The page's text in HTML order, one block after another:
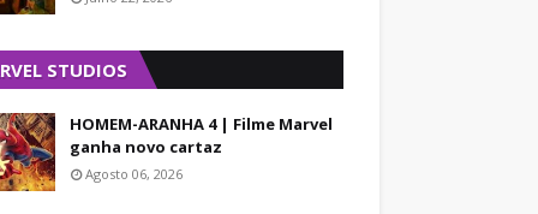
STUDIOS
HOMEM-ARANHA 4 | Filme Marvel
ganha novo cartaz
Agosto 06, 2026